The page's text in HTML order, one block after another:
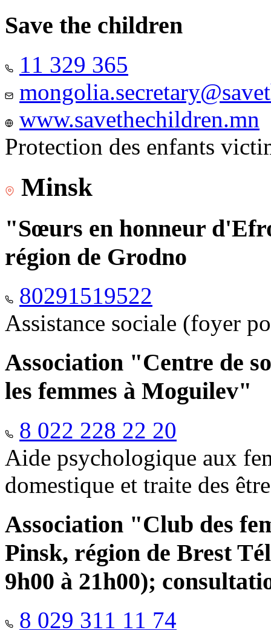
Save the children
11 329 365
www.savethechildren.mn
Protection des enfants
Minsk
"Sœurs en honneur
région de Grodno
80291519522
Assistance sociale (foyer
Association "Centre de
les femmes à Moguilev"
8 022 228 22 20
Aide psychologique aux
domestique et traite des
Association "Club des
Pinsk, région de Brest
9h00 à 21h00);
8 029 311 11 74